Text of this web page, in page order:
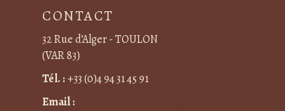
CONTACT
32 Rue d’Alger - TOULON
(VAR 83)
Tél. :+33 (0)4 94 31 45 91
Email :